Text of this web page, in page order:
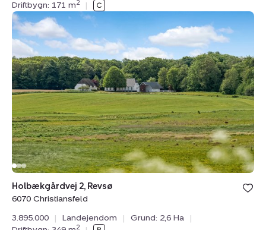
Driftbygn: 171 m2 |
Landejendom:
Holbækgårdvej
2,
Revsø,
6070
Christiansfeld
Holbækgårdvej 2, Revsø
6070 Christiansfeld
3.895.000
| Landejendom | Grund: 2,6 Ha
|
2